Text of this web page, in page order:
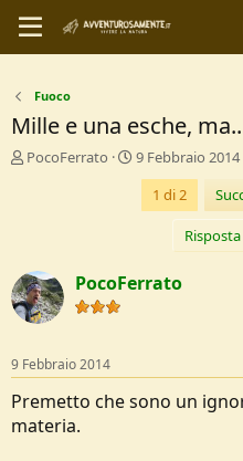
Fuoco
Mille e una esche,
C
r
e
D
s
c
u
s
PocoFerrato
D
a
a
I
n
o
9 Febbraio 2014
1 di 2
PocoFerrato
9 Febbraio 2014
Premetto che sono un
materia.